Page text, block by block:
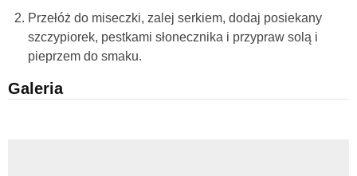
Przełóż do miseczki, zalej serkiem, dodaj posiekany
szczypiorek, pestkami słonecznika i przypraw solą i
pieprzem do smaku.
Galeria